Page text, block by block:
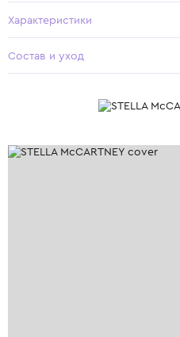
Характеристики
Состав и уход